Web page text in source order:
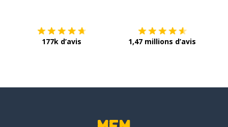
177k d’avis 1,47 millions d’avis